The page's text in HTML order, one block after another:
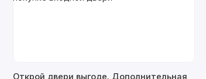
Открой двери выгоде. Дополнительная